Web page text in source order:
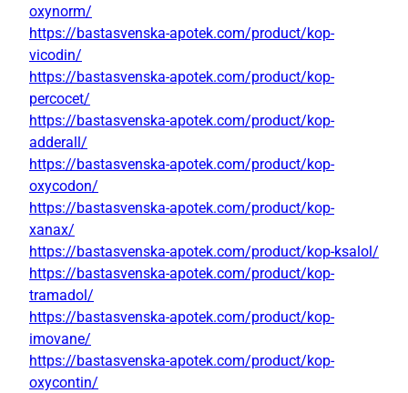
oxynorm/
https://bastasvenska-apotek.com/product/kop-
vicodin/
https://bastasvenska-apotek.com/product/kop-
percocet/
https://bastasvenska-apotek.com/product/kop-
adderall/
https://bastasvenska-apotek.com/product/kop-
oxycodon/
https://bastasvenska-apotek.com/product/kop-
xanax/
https://bastasvenska-apotek.com/product/kop-ksalol/
https://bastasvenska-apotek.com/product/kop-
tramadol/
https://bastasvenska-apotek.com/product/kop-
imovane/
https://bastasvenska-apotek.com/product/kop-
oxycontin/